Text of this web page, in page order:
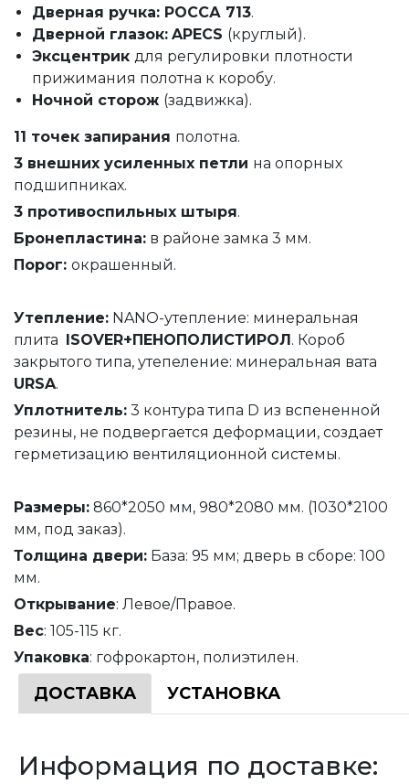
Дверная ручка: РОССА 713.
Дверной глазок: APECS (круглый).
Эксцентрик для регулировки плотности
прижимания полотна к коробу.
Ночной сторож (задвижка).
11 точек запирания полотна.
3 внешних усиленных петли на опорных
подшипниках.
3 противоспильных штыря.
Бронепластина: в районе замка 3 мм.
Порог: окрашенный.
Утепление: NANO-утепление: минеральная
плита ISOVER+ПЕНОПОЛИСТИРОЛ. Короб
закрытого типа, утепеление: минеральная вата
URSA.
Уплотнитель: 3 контура типа D из вспененной
резины, не подвергается деформации, создает
герметизацию вентиляционной системы.
Размеры: 860*2050 мм, 980*2080 мм. (1030*2100
мм, под заказ).
Толщина двери: База: 95 мм; дверь в сборе: 100
мм.
Открывание: Левое/Правое.
Вес: 105-115 кг.
Упаковка: гофрокартон, полиэтилен.
ДОСТАВКА УСТАНОВКА
Информация по доставке: